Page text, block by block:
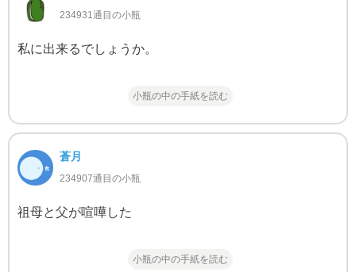
234931通目の小瓶
私に出来るでしょうか。
小瓶の中の手紙を読む
蒼月
234907通目の小瓶
祖母と父が喧嘩した
小瓶の中の手紙を読む